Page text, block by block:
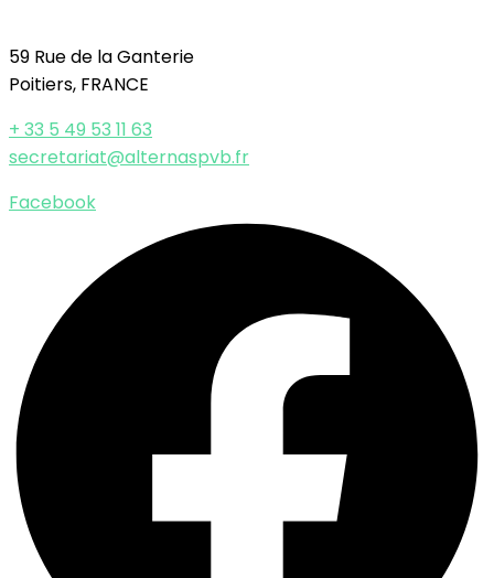
59 Rue de la Ganterie
Poitiers, FRANCE
+ 33 5 49 53 11 63
secretariat@alternaspvb.fr
Facebook